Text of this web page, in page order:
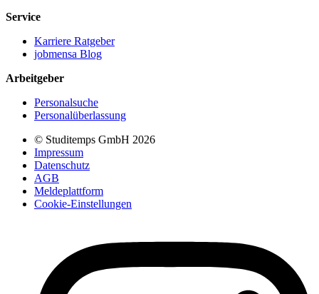
Service
Karriere Ratgeber
jobmensa Blog
Arbeitgeber
Personalsuche
Personalüberlassung
© Studitemps GmbH 2026
Impressum
Datenschutz
AGB
Meldeplattform
Cookie-Einstellungen